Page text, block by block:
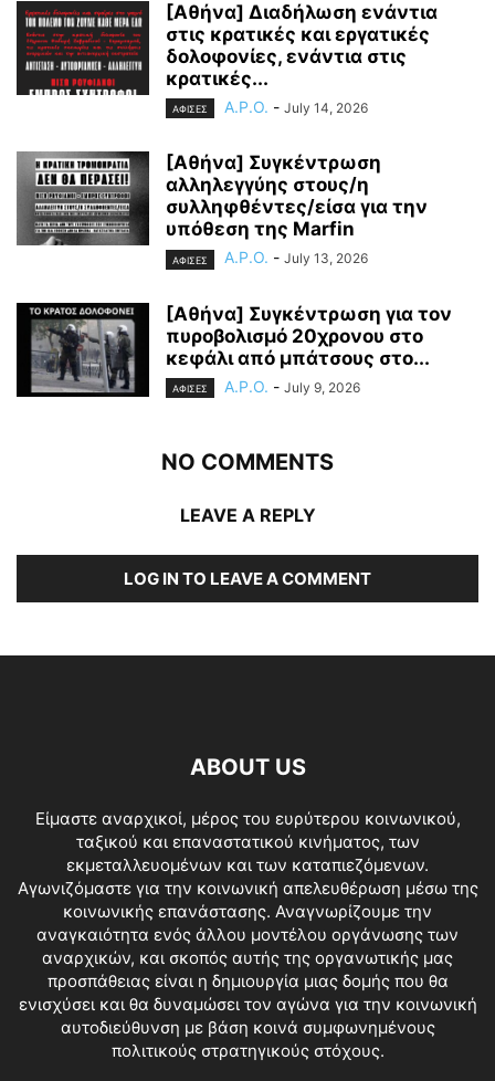
[Αθήνα] Διαδήλωση ενάντια
στις κρατικές και εργατικές
δολοφονίες, ενάντια στις
κρατικές...
ΑΦΙΣΕΣ A.P.O. - July 14, 2026
[Αθήνα] Συγκέντρωση
αλληλεγγύης στους/η
συλληφθέντες/είσα για την
υπόθεση της Marfin
ΑΦΙΣΕΣ A.P.O. - July 13, 2026
[Αθήνα] Συγκέντρωση για τον
πυροβολισμό 20χρονου στο
κεφάλι από μπάτσους στο...
ΑΦΙΣΕΣ A.P.O. - July 9, 2026
NO COMMENTS
LEAVE A REPLY
LOG IN TO LEAVE A COMMENT
ABOUT US
Είμαστε αναρχικοί, μέρος του ευρύτερου κοινωνικού,
ταξικού και επαναστατικού κινήματος, των
εκμεταλλευομένων και των καταπιεζόμενων.
Αγωνιζόμαστε για την κοινωνική απελευθέρωση μέσω της
κοινωνικής επανάστασης. Αναγνωρίζουμε την
αναγκαιότητα ενός άλλου μοντέλου οργάνωσης των
αναρχικών, και σκοπός αυτής της οργανωτικής μας
προσπάθειας είναι η δημιουργία μιας δομής που θα
ενισχύσει και θα δυναμώσει τον αγώνα για την κοινωνική
αυτοδιεύθυνση με βάση κοινά συμφωνημένους
πολιτικούς στρατηγικούς στόχους.